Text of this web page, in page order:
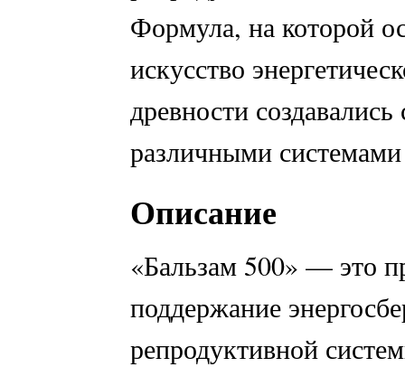
Формула, на которой
искусство
древности
различными системами
Описание
«Бальзам 500» — это
поддержание
репродуктивной